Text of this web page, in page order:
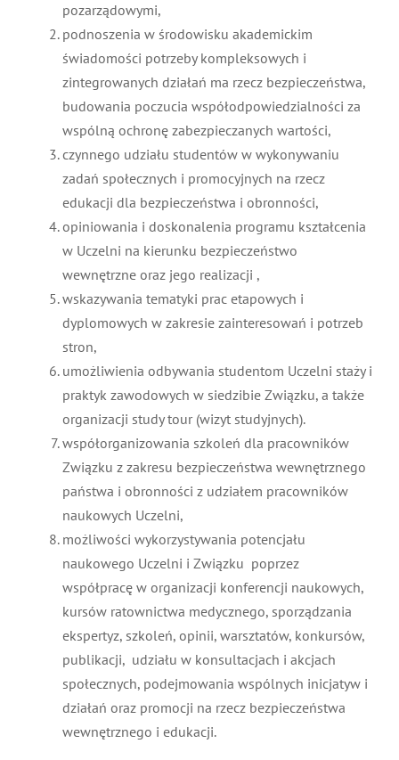
pozarządowymi,
podnoszenia w środowisku akademickim
świadomości potrzeby kompleksowych i
zintegrowanych działań ma rzecz bezpieczeństwa,
budowania poczucia współodpowiedzialności za
wspólną ochronę zabezpieczanych wartości,
czynnego udziału studentów w wykonywaniu
zadań społecznych i promocyjnych na rzecz
edukacji dla bezpieczeństwa i obronności,
opiniowania i doskonalenia programu kształcenia
w Uczelni na kierunku bezpieczeństwo
wewnętrzne oraz jego realizacji ,
wskazywania tematyki prac etapowych i
dyplomowych w zakresie zainteresowań i potrzeb
stron,
umożliwienia odbywania studentom Uczelni staży i
praktyk zawodowych w siedzibie Związku, a także
organizacji study tour (wizyt studyjnych).
współorganizowania szkoleń dla pracowników
Związku z zakresu bezpieczeństwa wewnętrznego
państwa i obronności z udziałem pracowników
naukowych Uczelni,
możliwości wykorzystywania potencjału
naukowego Uczelni i Związku poprzez
współpracę w organizacji konferencji naukowych,
kursów ratownictwa medycznego, sporządzania
ekspertyz, szkoleń, opinii, warsztatów, konkursów,
publikacji, udziału w konsultacjach i akcjach
społecznych, podejmowania wspólnych inicjatyw i
działań oraz promocji na rzecz bezpieczeństwa
wewnętrznego i edukacji.